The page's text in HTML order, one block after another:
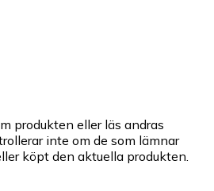
produkten eller läs andras
inte om de som lämnar
köpt den aktuella produkten.